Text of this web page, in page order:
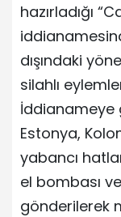
hazırladığı
dışındaki
silahlı
İddianameye
Estonya,
yabancı
el bombası
gönderilerek